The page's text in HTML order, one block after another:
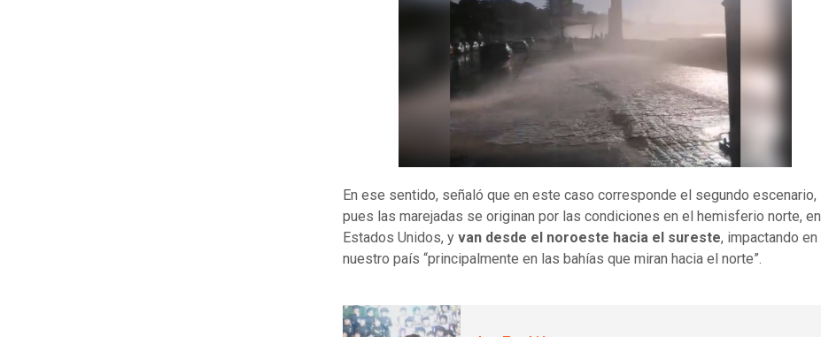
En ese sentido, señaló que en este caso corresponde el segundo escenario,
pues las marejadas se originan por las condiciones en el hemisferio norte, en
Estados Unidos, y van desde el noroeste hacia el sureste, impactando en
nuestro país “principalmente en las bahías que miran hacia el norte”.